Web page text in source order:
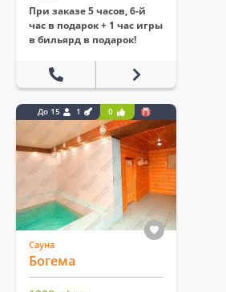
При заказе 5 часов, 6-й
час в подарок + 1 час игры
в бильярд в подарок!
До 15 1 0
Сауна
Богема